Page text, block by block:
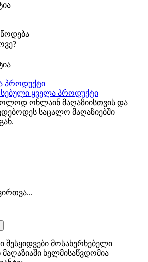
პროდუქტი
ყველა პროდუქტი
ონლაინ მაღაზიისთვის და
საცალო მაღაზიებში
შესყიდვები მოსახერხებელი
ხელმისაწვდომია